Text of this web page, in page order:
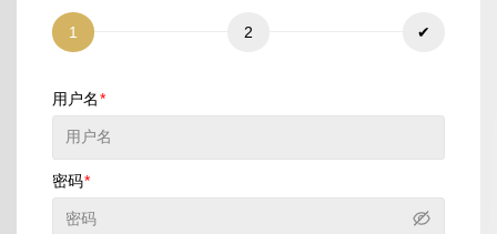
快速游戏 电子竞技 3D游戏 彩票 扑克
1 2 ✔
用户名
密码